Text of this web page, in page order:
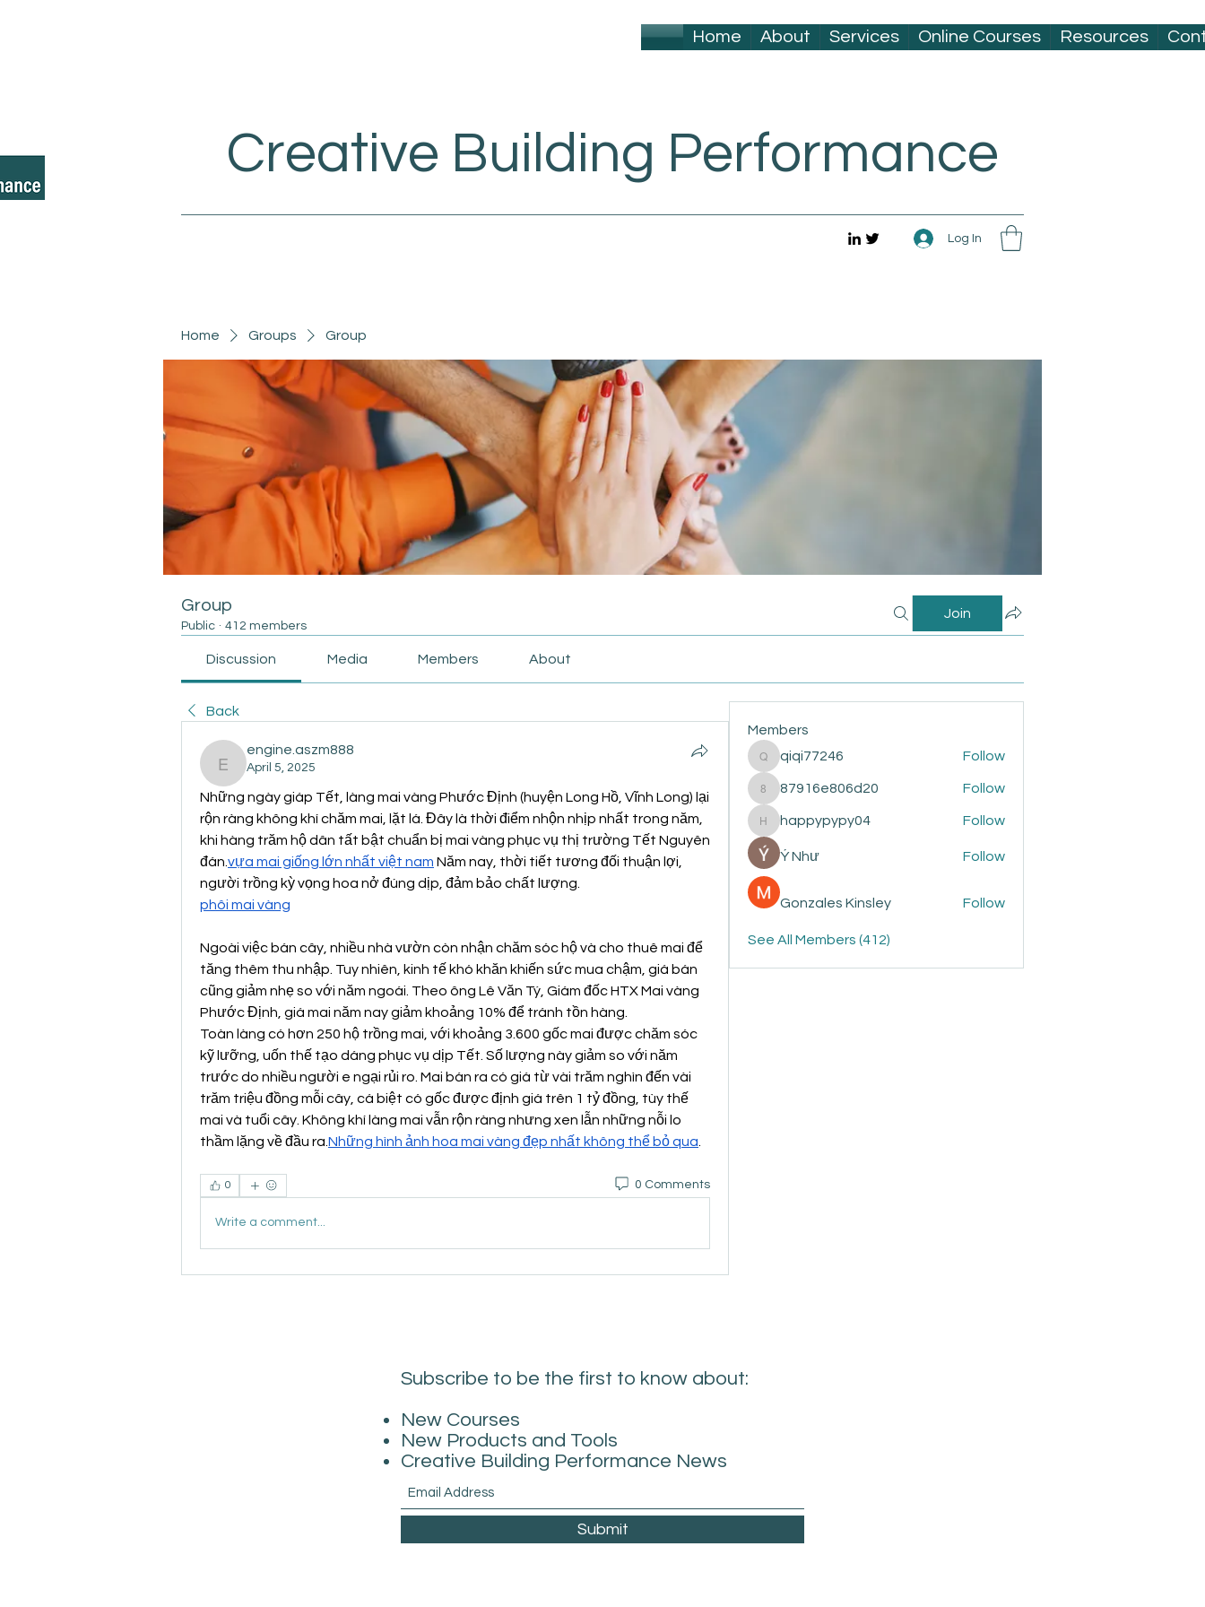
Home About Services Online Courses Resources
Creative Building Performance
Log In
Home Groups Group
Group
Public · 412 members
Join
Discussion Media Members About
Back
engine.aszm888
engine.aszm888
April 5, 2025
Những ngày giáp Tết, làng mai vàng Phước Định (huyện Long Hồ, Vĩnh Long) lại
rộn ràng không khí chăm mai, lặt lá. Đây là thời điểm nhộn nhịp nhất trong năm,
khi hàng trăm hộ dân tất bật chuẩn bị mai vàng phục vụ thị trường Tết Nguyên
đán. vựa mai giống lớn nhất việt nam Năm nay, thời tiết tương đối thuận lợi,
người trồng kỳ vọng hoa nở đúng dịp, đảm bảo chất lượng.
phôi mai vàng
Ngoài việc bán cây, nhiều nhà vườn còn nhận chăm sóc hộ và cho thuê mai để
tăng thêm thu nhập. Tuy nhiên, kinh tế khó khăn khiến sức mua chậm, giá bán
cũng giảm nhẹ so với năm ngoái. Theo ông Lê Văn Tý, Giám đốc HTX Mai vàng
Phước Định, giá mai năm nay giảm khoảng 10% để tránh tồn hàng.
Toàn làng có hơn 250 hộ trồng mai, với khoảng 3.600 gốc mai được chăm sóc
kỹ lưỡng, uốn thế tạo dáng phục vụ dịp Tết. Số lượng này giảm so với năm
trước do nhiều người e ngại rủi ro. Mai bán ra có giá từ vài trăm nghìn đến vài
trăm triệu đồng mỗi cây, cá biệt có gốc được định giá trên 1 tỷ đồng, tùy thế
mai và tuổi cây. Không khí làng mai vẫn rộn ràng nhưng xen lẫn những nỗi lo
thầm lặng về đầu ra. Những hình ảnh hoa mai vàng đẹp nhất không thể bỏ qua
0 0 Comments
Write a comment...
Members
qiqi77246
qiqi77246 Follow
87916e806d20
87916e806d20 Follow
happypypy04
happypypy04 Follow
Ý Như Follow
Gonzales Kinsley Follow
See All Members (412)
Subscribe to be the first to know about:
New Courses
New Products and Tools
Creative Building Performance News
Submit